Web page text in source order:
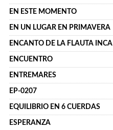
EN ESTE MOMENTO
EN UN LUGAR EN PRIMAVERA
ENCANTO DE LA FLAUTA INCA
ENCUENTRO
ENTREMARES
EP-0207
EQUILIBRIO EN 6 CUERDAS
ESPERANZA